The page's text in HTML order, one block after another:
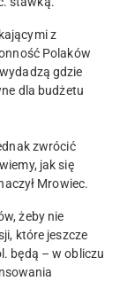
z
Polaków
gdzie
dla budżetu
zwrócić
jak się
Mrowiec.
żeby nie
które jeszcze
będą – w obliczu